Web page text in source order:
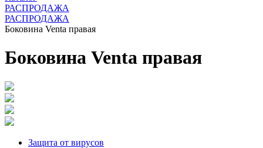
РАСПРОДАЖА
РАСПРОДАЖА
Боковина Venta правая
Боковина Venta правая
Защита от вирусов